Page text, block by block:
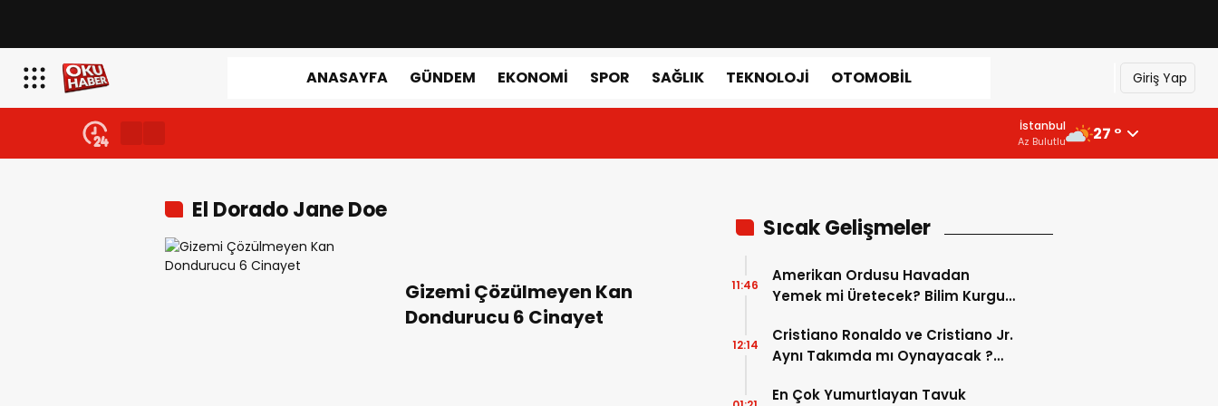
ANASAYFA GÜNDEM EKONOMI SPOR SAĞLIK TEKNOLOJI OTOMOBIL Giriş Yap
İstanbul
Az Bulutlu 27 °
El Dorado Jane Doe
Gizemi Çözülmeyen Kan
Dondurucu 6 Cinayet
Sıcak Gelişmeler
Amerikan Ordusu Havadan
Yemek mi Üretecek? Bilim Kurgu
11:46
Cristiano Ronaldo ve Cristiano Jr.
Aynı Takımda mı Oynayacak ?
Dönemimi Başlıyor ?
12:14
En Çok Yumurtlayan Tavuk